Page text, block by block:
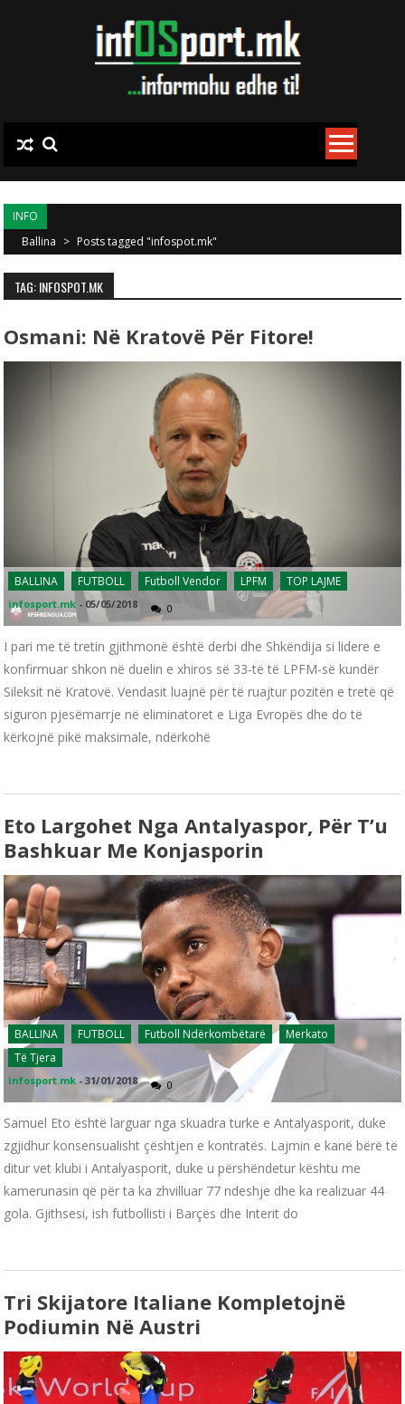
INFO
Ballina > Posts tagged "infospot.mk"
TAG: INFOSPOT.MK
Osmani: Në Kratovë Për Fitore!
BALLINA FUTBOLL Futboll Vendor LPFM TOP LAJME
infosport.mk - 05/05/2018 0
I pari me të tretin gjithmonë është derbi dhe Shkëndija si lidere e
konfirmuar shkon në duelin e xhiros së 33-të të LPFM-së kundër
Sileksit në Kratovë. Vendasit luajnë për të ruajtur pozitën e tretë që
siguron pjesëmarrje në eliminatoret e Liga Evropës dhe do të
kërkojnë pikë maksimale, ndërkohë
Eto Largohet Nga Antalyaspor, Për T’u
Bashkuar Me Konjasporin
BALLINA FUTBOLL Futboll Ndërkombëtarë
Merkato
Të Tjera
infosport.mk -31/01/2018 0
Samuel Eto është larguar nga skuadra turke e Antalyasporit, duke
zgjidhur konsensualisht çështjen e kontratës. Lajmin e kanë bërë të
ditur vet klubi i Antalyasporit, duke u përshëndetur kështu me
kamerunasin që për ta ka zhvilluar 77 ndeshje dhe ka realizuar 44
gola. Gjithsesi, ish futbollisti i Barçës dhe Interit do
Tri Skijatore Italiane Kompletojnë
Podiumin Në Austri